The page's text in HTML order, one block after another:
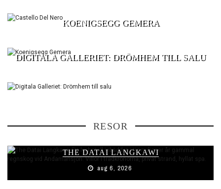
KOENIGSEGG GEMERA
DIGITALA GALLERIET: DRÖMHEM TILL SALU
RESOR
THE DATAI LANGKAWI
aug 6, 2026